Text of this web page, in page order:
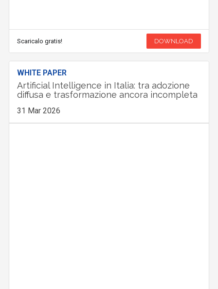
Scaricalo gratis! DOWNLOAD
WHITE PAPER
Artificial Intelligence in Italia: tra adozione
diffusa e trasformazione ancora incompleta
31 Mar 2026